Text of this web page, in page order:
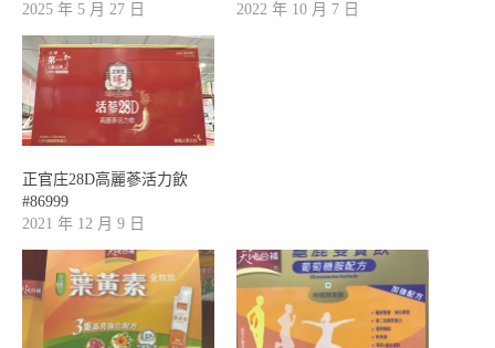
2025 年 5 月 27 日
2022 年 10 月 7 日
正官庄28D高麗蔘活力飲
#86999
2021 年 12 月 9 日